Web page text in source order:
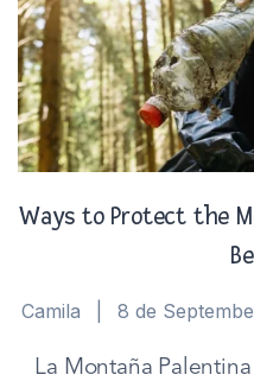
Ways to Protect the
Camila 8 de
La Montaña